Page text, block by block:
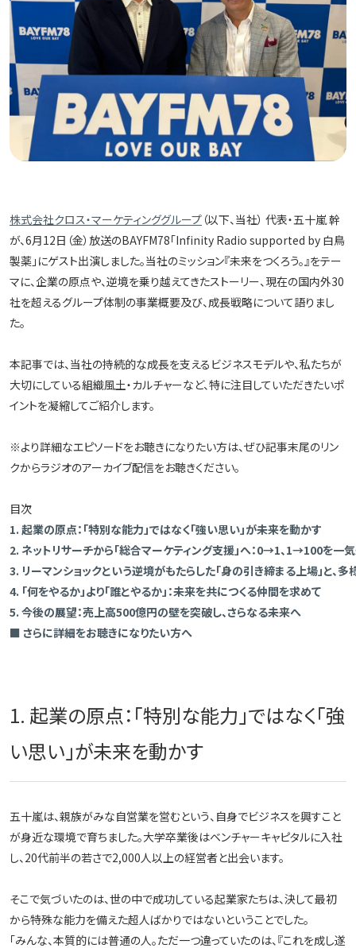
株式会社クロス・マーケティンググループ （以下、当社） 代表・五十嵐 幹
が、6月12日（金）放送のBAYFM78「Infinity Radio supported by 白鳥
製薬」にゲスト出演しました。当社のミッション『未来をつくろう。』をテー
マに、企業の原点や、逆境を乗り越えてきたストーリー、現在の国内外30
社を超えるグループ体制の事業概要及び、成長戦略について語りまし
た。
本記事では、当社の持続的な成長を支えるビジネスモデルや、私たちが
大切にしている組織風土・カルチャーなど、特に注目していただきたいポ
イントを凝縮してご紹介します。
※より詳細なエピソードをお聴きになりたい方は、ぜひ記事末尾のリン
クからラジオのアーカイブ配信をお聴きください。
目次
1. 起業の原点：「特別な能力」ではなく「強い思い」が未来を動かす
2. ネットリサーチから「総合マーケティング支援」へ：0→1、1→100を一
3. リーマンショックという逆境がもたらした「身の引き締まる上場」と、
4. 「何をやるか」より「誰とやるか」：未来を共につくる仲間を求めて
5. 今後の展望：売上高500億円の壁を突破し、さらなる未来へ
■ さらに詳細をお聴きになりたい方へ
1. 起業の原点：「特別な能力」ではなく「強
い思い」が未来を動かす
五十嵐は、親族がみな自営業を営むという、自身でビジネスを興すこと
が身近な環境で育ちました。大学卒業後はベンチャーキャピタルに入社
し、20代前半の若さで2,000人以上の経営者と出会います。
そこで気づいたのは、世の中で成功している起業家たちは、決して最初
から特殊な能力を備えた超人ばかりではないということでした。
「みんな、本質的には普通の人。ただ一つ違っていたのは、『これを成し遂